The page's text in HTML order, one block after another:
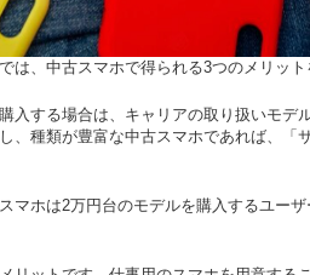
、中古スマホで得られる3つのメリット
する場合は、キャリアの取り扱いモデ
種類が豊富な中古スマホであれば、
ホは2万円台のモデルを購入するユー